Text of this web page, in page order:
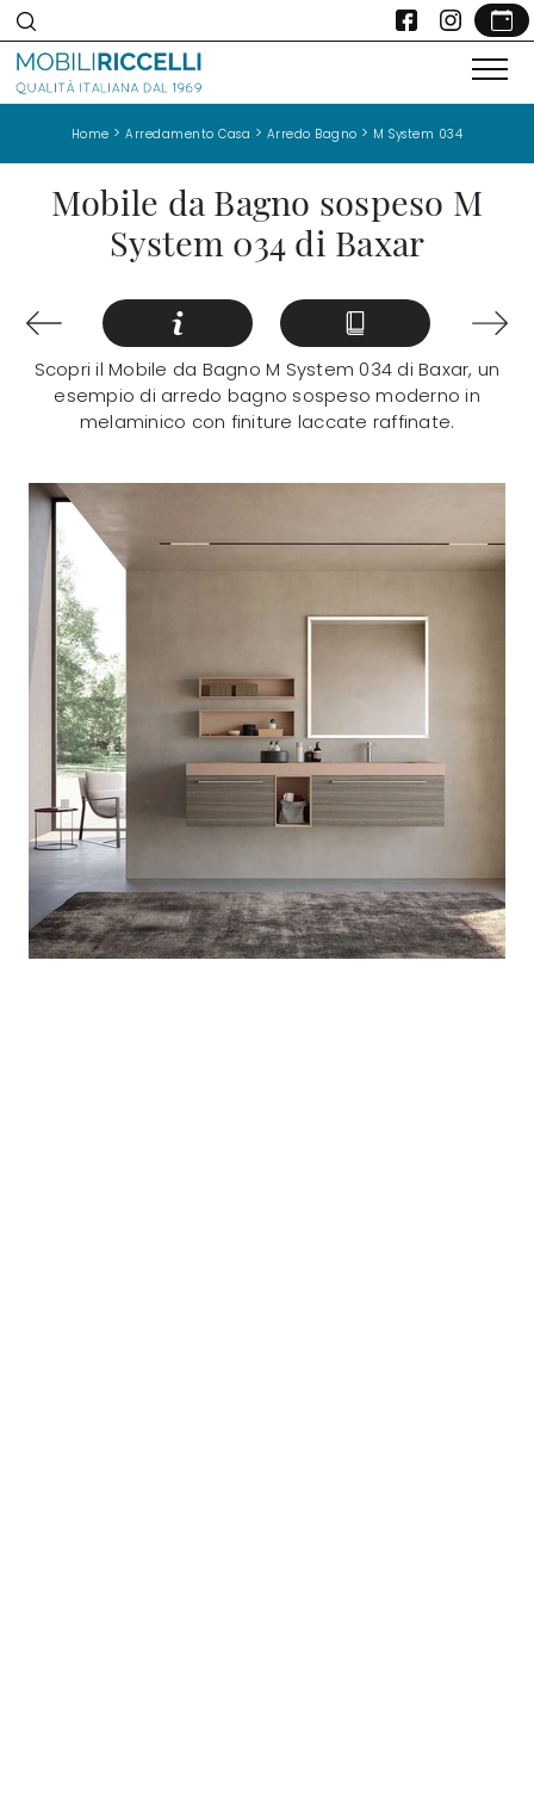
Home >Arredamento Casa > Arredo Bagno > M System 034
Mobile da Bagno sospeso M
System 034 di Baxar
Scopri il Mobile da Bagno M System 034 di Baxar, un
esempio di arredo bagno sospeso moderno in
melaminico con finiture laccate raffinate.